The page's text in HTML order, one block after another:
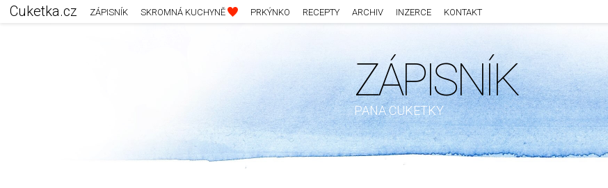
Cuketka.cz ZÁPISNÍK SKROMNÁ KUCHYNĚ PRKÝNKO RECEPTY ARCHIV INZERCE KONTAKT
ZÁPISNÍK
PANA CUKETKY